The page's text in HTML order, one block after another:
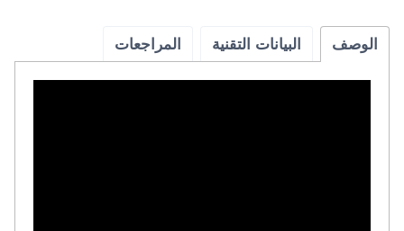
الوصف البيانات التقنية المراجعات